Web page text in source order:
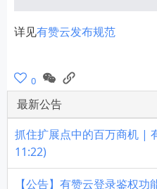
详见有赞云发布规范
0
最新公告
抓住扩展点中的百万商机 |
11:22)
【公告】有赞云登录鉴权